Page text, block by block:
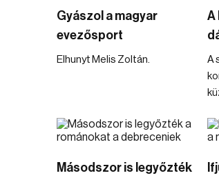
Gyászol a magyar
evezősport
Elhunyt Melis Zoltán.
A
A
Másodszor is legyőzték